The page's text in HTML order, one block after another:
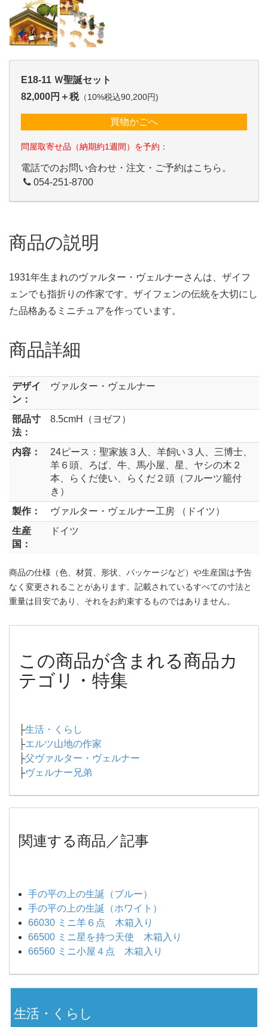
E18-11 Ｗ聖誕セット
82,000円＋税（10%税込90,200円)
買物かごへ
問屋取寄せ品（納期約1週間）を予約：
電話でのお問い合わせ・注文・ご予約はこちら。
054-251-8700
商品の説明
1931年生まれのヴァルター・ヴェルナーさんは、ザイフ
ェンでも指折りの作家です。ザイフェンの伝統を大切にし
た品格あるミニチュアを作っています。
商品詳細
デザイ
ン：
ヴァルター・ヴェルナー
部品寸
法：
8.5cmH（ヨゼフ）
内容：
24ピース：聖家族３人、羊飼い３人、三博士、
羊６頭、ろば、牛、馬小屋、星、ヤシの木２
本、らくだ使い、らくだ２頭（フルーツ籠付
き）
製作：
ヴァルター・ヴェルナー工房 （ドイツ）
生産
国：
ドイツ
商品の仕様（色、材質、形状、パッケージなど）や生産国は予告
なく変更されることがあります。記載されているすべての寸法と
重量は目安であり、それをお約束するものではありません。
この商品が含まれる商品カ
テゴリ・特集
├生活・くらし
├エルツ山地の作家
├父ヴァルター・ヴェルナー
├ヴェルナー兄弟
関連する商品／記事
手の平の上の生誕（ブルー）
手の平の上の生誕（ホワイト）
66030 ミニ羊６点 木箱入り
66500 ミニ星を持つ天使 木箱入り
66560 ミニ小屋４点 木箱入り
生活・くらし